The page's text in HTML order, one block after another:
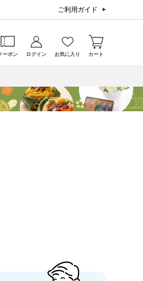
ご利用ガイド
ーポン ログイン お気に入り カート